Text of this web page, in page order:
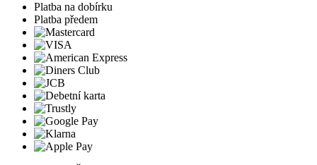
Platba na dobírku
Platba předem